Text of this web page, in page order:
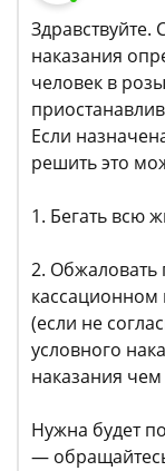
Здравствуйте.
наказания
человек в
Если
решить это
1. Бегать всю
2.
кассационном
(если не
условного
наказания
Нужна будет
—